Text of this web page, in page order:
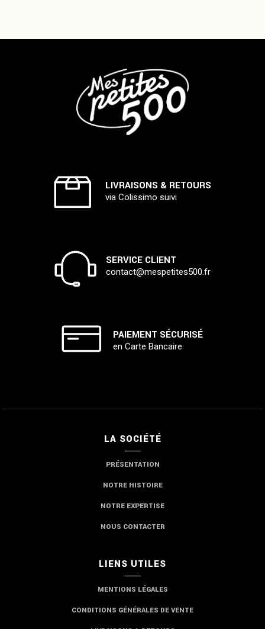
LIVRAISONS & RETOURS
via Colissimo suivi
SERVICE CLIENT
contact@mespetites500.fr
PAIEMENT SÉCURISÉ
en Carte Bancaire
LA SOCIÉTÉ
PRÉSENTATION
NOTRE HISTOIRE
NOTRE EXPERTISE
NOUS CONTACTER
LIENS UTILES
MENTIONS LÉGALES
CONDITIONS GÉNÉRALES DE VENTE